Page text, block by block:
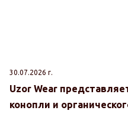
30.07.2026 г.
Uzor Wear
конопли и